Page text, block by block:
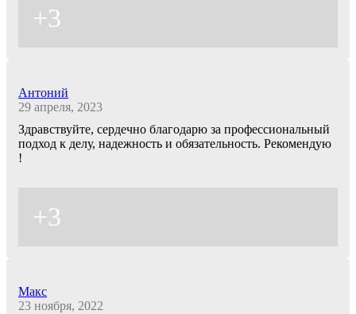
+3
Антоний
29 апреля, 2023
Здравствуйте, сердечно благодарю за профессиональный
подход к делу, надежность и обязательность. Рекомендую
!
+3
Макс
23 ноября, 2022